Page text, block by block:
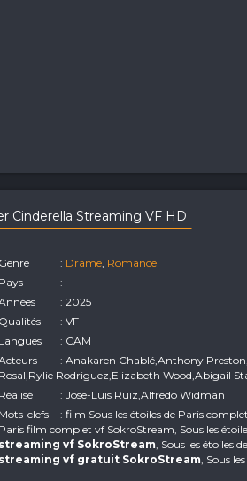
Cinderella Streaming VF HD
Genre : Drame, Romance
Pays
:
: 2025
Qualités
: VF
Langues
: CAM
: Anakaren Chablé,Anthony
Rosal,Rylie Rodriguez,Elizabeth Wood,Abigail
Réalisé
: Jose-Luis Ruiz,Alfredo Widman
Mots-clefs
: film Sous les étoiles de Paris
Paris film complet vf SokroStream, Sous les
streaming vf SokroStream, Sous les étoiles
streaming vf gratuit SokroStream, Sous